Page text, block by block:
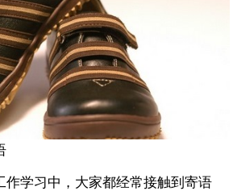
作学习中，大家都经常接触到寄语